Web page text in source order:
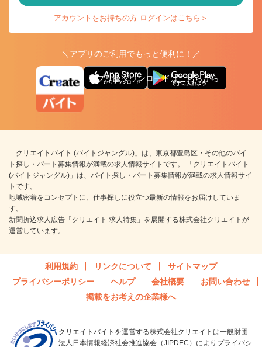
アカウントをお持ちの方 ログインはこちら＞
＼アプリのご利用でもっと便利に！／
アプリ版ダウンロードはこちらから
「クリエイトバイト (バイトジャングル)」は、東京都豊島区・その他のバイ
ト探し・パート募集情報が満載の求人情報サイトです。 「クリエイトバイト
(バイトジャングル)」は、バイト探し・パート募集情報が満載の求人情報サイ
トです。
地域密着をコンセプトに、仕事探しに役立つ最新の情報をお届けしていま
す。
新聞折込求人広告「クリエイト 求人特集」を展開する株式会社クリエイトが
運営しています。
利用規約 リンクについて
サイトマップ
プライバシーポリシー
ヘルプ 会社概要
お問い合わせ
掲載をお考えの企業様へ
クリエイトバイトを運営する株式会社クリエイトは一般財団
法人日本情報経済社会推進協会（JIPDEC）によりプライバシ